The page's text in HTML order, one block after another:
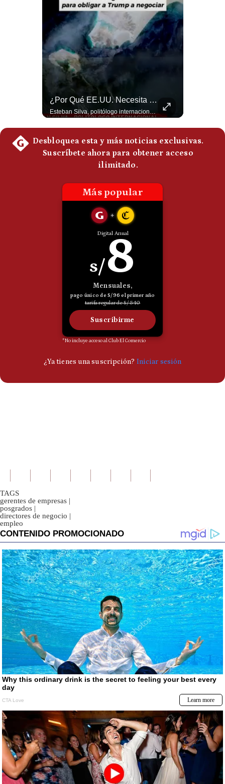
Condiciones
De
Cookies
Preguntas
¿Por Qué EE.UU. Necesita Desesperadamente Al Golfo? | Gestión Mundo
TAGS
gerentes de empresas |
posgrados |
directores de negocio |
empleo